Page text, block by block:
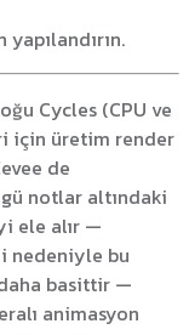
Cycles (CPU ve
için üretim render
de
notlar altındaki
ele alır —
nedeniyle bu
basittir —
animasyon